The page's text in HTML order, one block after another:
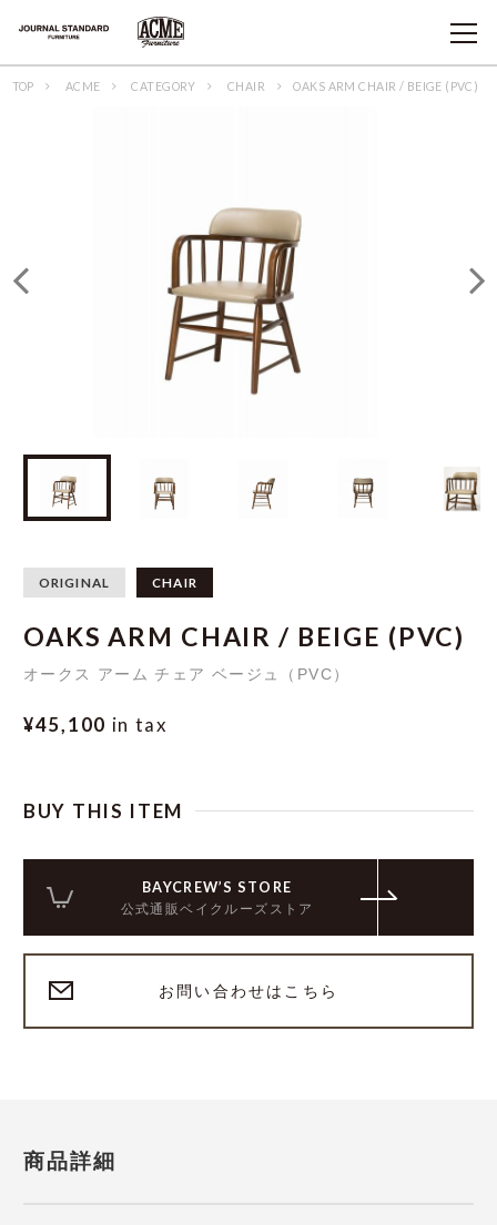
TOP ACME CATEGORY CHAIR OAKS ARM CHAIR / BEIGE (PVC)
ORIGINAL CHAIR
OAKS ARM CHAIR / BEIGE (PVC)
オークス アーム チェア ベージュ（PVC）
¥45,100 in tax
BUY THIS ITEM
BAYCREW’S STORE
公式通販ベイクルーズストア
お問い合わせはこちら
商品詳細